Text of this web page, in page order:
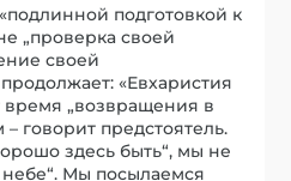
подготовкой к
„проверка своей
своей
«Евхаристия
время „возвращения в
говорит предстоятель.
здесь быть“, мы не
Мы посылаемся